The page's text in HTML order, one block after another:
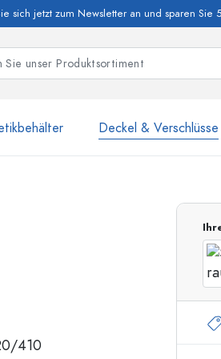
sich jetzt zum Newsletter an und sparen Sie
Deckel & Verschlüsse
750 ml
1000 ml